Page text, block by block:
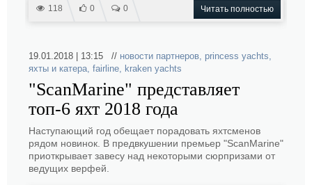
118 0 0 Читать полностью
19.01.2018 | 13:15 // новости партнеров, princess yachts,
яхты и катера, fairline, kraken yachts
"ScanMarine" представляет
топ-6 яхт 2018 года
Наступающий год обещает порадовать яхтсменов
рядом новинок. В предвкушении премьер "ScanMarine"
приоткрывает завесу над некоторыми сюрпризами от
ведущих верфей.